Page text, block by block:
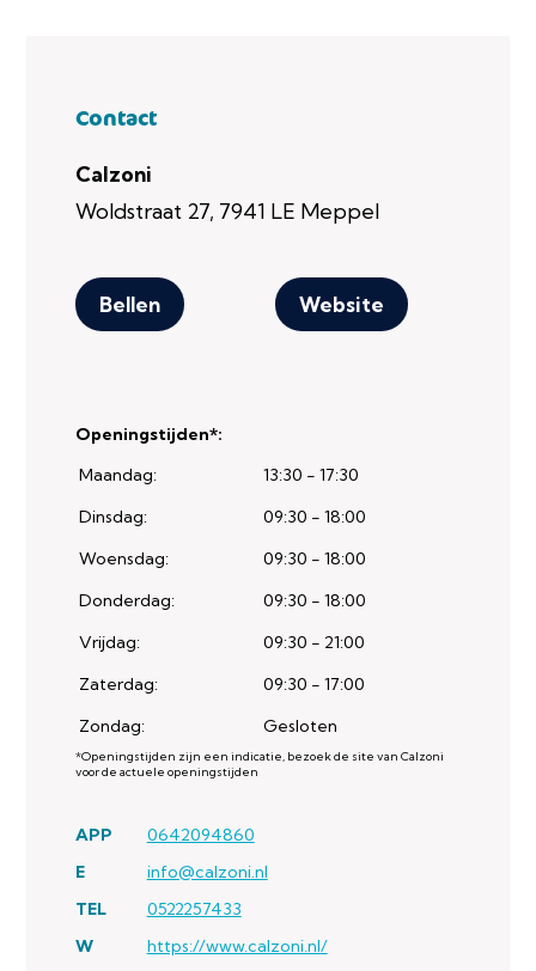
Contact
Calzoni
Woldstraat 27, 7941 LE Meppel
Bellen Website
Openingstijden*:
Maandag:
13:30 - 17:30
Dinsdag:
09:30 - 18:00
Woensdag:
09:30 - 18:00
Donderdag:
09:30 - 18:00
Vrijdag:
09:30 - 21:00
Zaterdag:
09:30 - 17:00
Zondag:
Gesloten
*Openingstijden zijn een indicatie, bezoek de site van Calzoni
voor de actuele openingstijden
APP
0642094860
E
info@calzoni.nl
TEL
0522257433
W
https://www.calzoni.nl/